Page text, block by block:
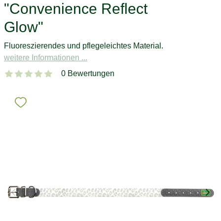
"Convenience Reflect
Glow"
Fluoreszierendes und pflegeleichtes Material.
weitere Informationen ...
0 Bewertungen